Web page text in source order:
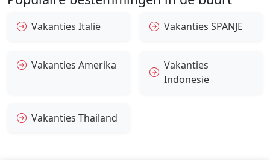
Vakanties Italië Vakanties SPANJE
Vakanties Amerika
Vakanties
Indonesië
Vakanties Thailand